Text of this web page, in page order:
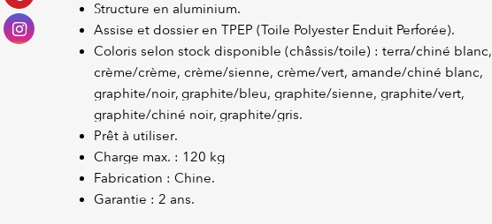
Structure en aluminium.
Assise et dossier en TPEP (Toile Polyester Enduit Perforée).
Coloris selon stock disponible (châssis/toile) : terra/chiné blanc,
crème/crème, crème/sienne, crème/vert, amande/chiné blanc,
graphite/noir, graphite/bleu, graphite/sienne, graphite/vert,
graphite/chiné noir, graphite/gris.
Prêt à utiliser.
Charge max. : 120 kg
Fabrication : Chine.
Garantie : 2 ans.